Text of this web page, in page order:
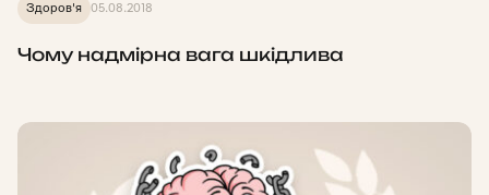
Здоров'я 05.08.2018
Чому надмірна вага шкідлива